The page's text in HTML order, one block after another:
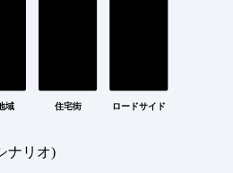
域 住宅街 ロードサイド
ナリオ)